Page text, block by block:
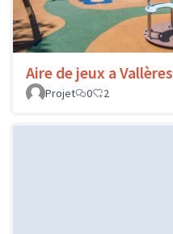
Aire de jeux a Vallères
Projet
0 2